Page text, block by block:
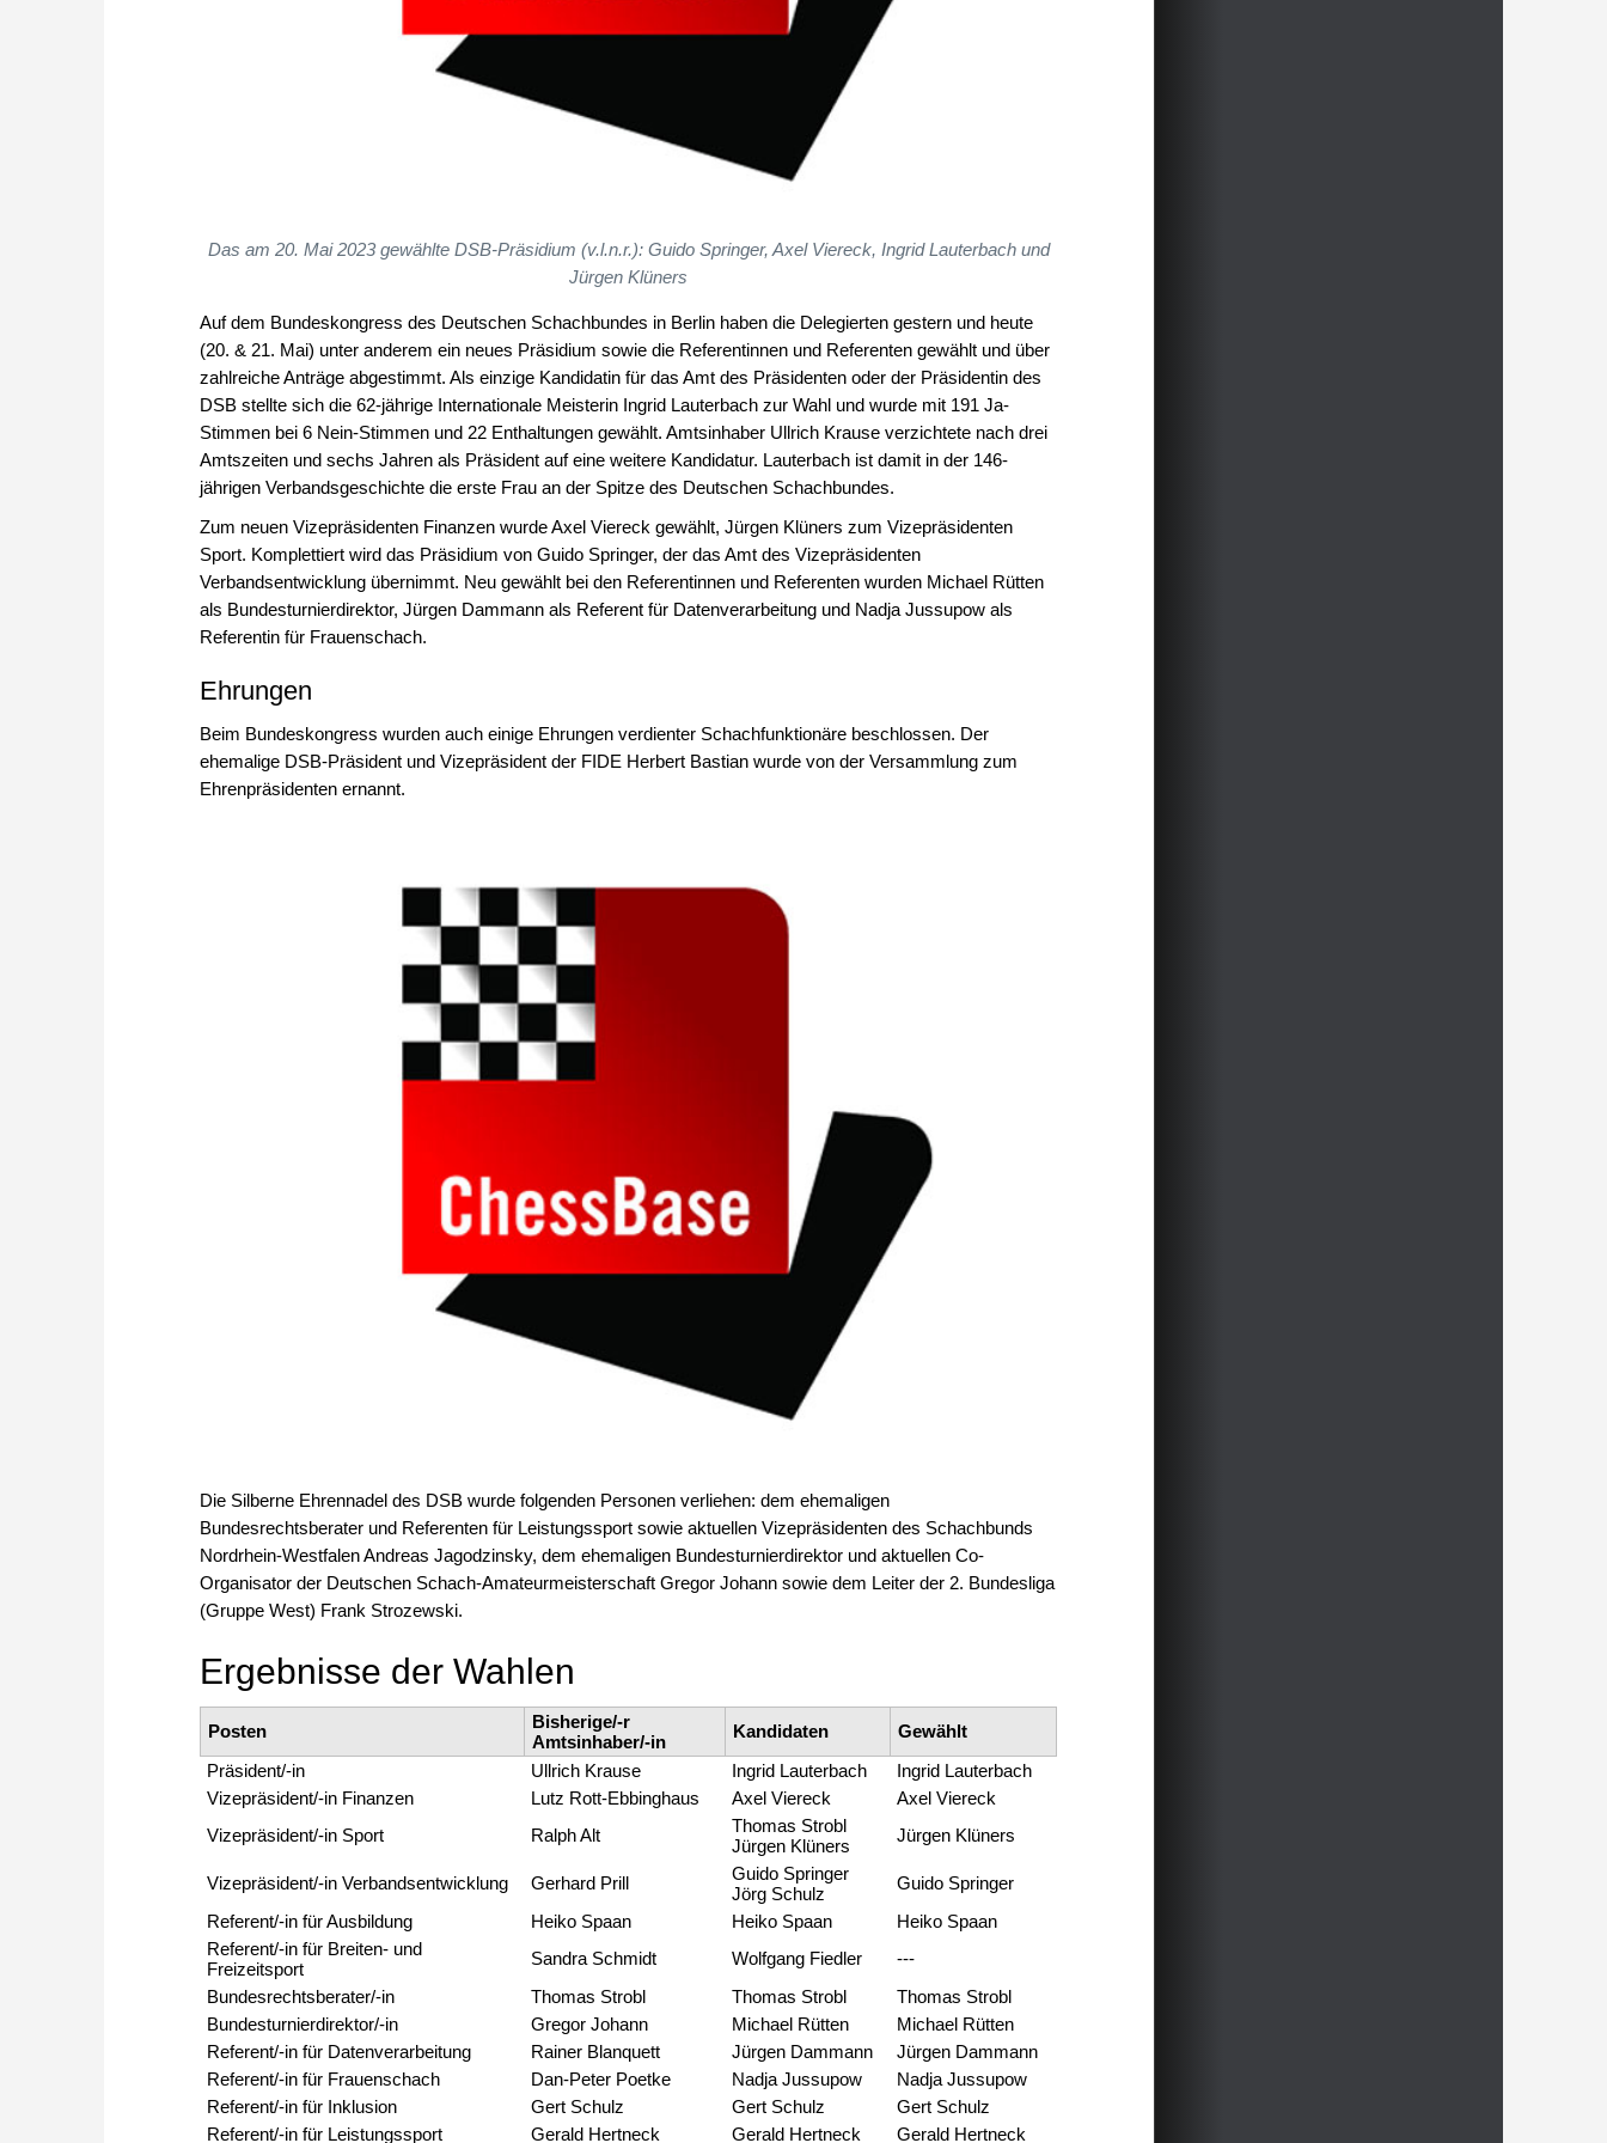
Das am 20. Mai 2023 gewählte DSB-Präsidium (v.l.n.r.): Guido Springer, Axel Viereck, Ingrid Lauterbach und
Jürgen Klüners
Auf dem Bundeskongress des Deutschen Schachbundes in Berlin haben die Delegierten gestern und heute
(20. & 21. Mai) unter anderem ein neues Präsidium sowie die Referentinnen und Referenten gewählt und über
zahlreiche Anträge abgestimmt. Als einzige Kandidatin für das Amt des Präsidenten oder der Präsidentin des
DSB stellte sich die 62-jährige Internationale Meisterin Ingrid Lauterbach zur Wahl und wurde mit 191 Ja-
Stimmen bei 6 Nein-Stimmen und 22 Enthaltungen gewählt. Amtsinhaber Ullrich Krause verzichtete nach drei
Amtszeiten und sechs Jahren als Präsident auf eine weitere Kandidatur. Lauterbach ist damit in der 146-
jährigen Verbandsgeschichte die erste Frau an der Spitze des Deutschen Schachbundes.
Zum neuen Vizepräsidenten Finanzen wurde Axel Viereck gewählt, Jürgen Klüners zum Vizepräsidenten
Sport. Komplettiert wird das Präsidium von Guido Springer, der das Amt des Vizepräsidenten
Verbandsentwicklung übernimmt. Neu gewählt bei den Referentinnen und Referenten wurden Michael Rütten
als Bundesturnierdirektor, Jürgen Dammann als Referent für Datenverarbeitung und Nadja Jussupow als
Referentin für Frauenschach.
Ehrungen
Beim Bundeskongress wurden auch einige Ehrungen verdienter Schachfunktionäre beschlossen. Der
ehemalige DSB-Präsident und Vizepräsident der FIDE Herbert Bastian wurde von der Versammlung zum
Ehrenpräsidenten ernannt.
Die Silberne Ehrennadel des DSB wurde folgenden Personen verliehen: dem ehemaligen
Bundesrechtsberater und Referenten für Leistungssport sowie aktuellen Vizepräsidenten des Schachbunds
Nordrhein-Westfalen Andreas Jagodzinsky, dem ehemaligen Bundesturnierdirektor und aktuellen Co-
Organisator der Deutschen Schach-Amateurmeisterschaft Gregor Johann sowie dem Leiter der 2. Bundesliga
(Gruppe West) Frank Strozewski.
Ergebnisse der Wahlen
Posten
Bisherige/-r
Amtsinhaber/-in
Kandidaten
Gewählt
Präsident/-in
Ullrich Krause Ingrid Lauterbach
Ingrid Lauterbach
Vizepräsident/-in Finanzen
Lutz Rott-Ebbinghaus Axel Viereck
Axel Viereck
Vizepräsident/-in Sport
Ralph Alt
Thomas Strobl
Jürgen Klüners
Jürgen Klüners
Vizepräsident/-in Verbandsentwicklung Gerhard Prill
Guido Springer
Jörg Schulz
Guido Springer
Referent/-in für Ausbildung
Heiko Spaan Heiko Spaan
Heiko Spaan
Referent/-in für Breiten- und
Freizeitsport
Sandra Schmidt Wolfgang Fiedler
---
Bundesrechtsberater/-in
Thomas Strobl Thomas Strobl
Thomas Strobl
Bundesturnierdirektor/-in
Gregor Johann Michael Rütten
Michael Rütten
Referent/-in für Datenverarbeitung
Rainer Blanquett Jürgen Dammann
Jürgen Dammann
Referent/-in für Frauenschach
Dan-Peter Poetke Nadja Jussupow
Nadja Jussupow
Referent/-in für Inklusion
Gert Schulz Gert Schulz
Gert Schulz
Referent/-in für Leistungssport
Gerald Hertneck Gerald Hertneck Gerald Hertneck